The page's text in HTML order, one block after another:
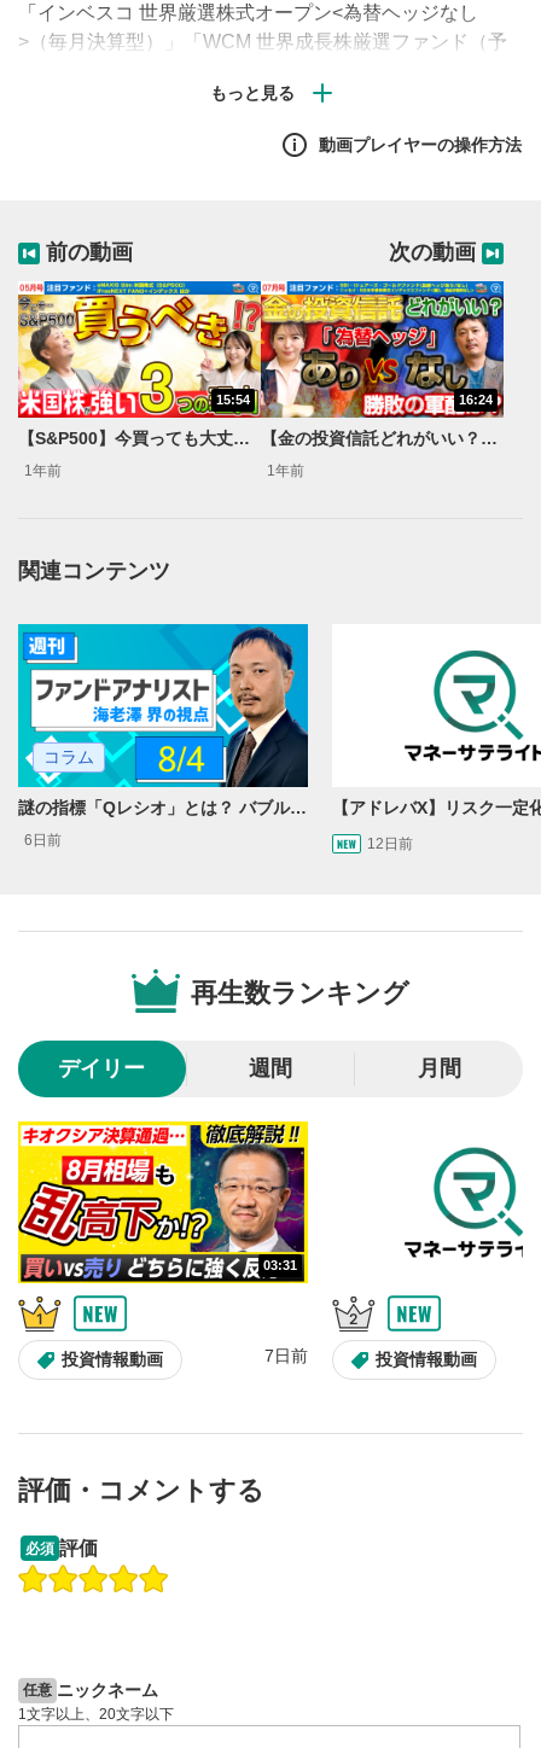
「インベスコ 世界厳選株式オープン<為替ヘッジなし
>（毎月決算型）」「WCM 世界成長株厳選ファンド（予
ックス（奇数月分配型）」をピックアップ！分配金のカラ
クリや話題の「プラチナNISA」構想で注目のファンドを
解説します。ぜひ投資信託の商品選びのご参考にご覧くだ
動画プレイヤーの操作方法
1
動画再生エリア
一時停止します。
2
操作メニュー
動画再生エリアにマウスを乗せると表示されます。
3
再生/一時停止
動画を再生または一時停止します。
するとその位置から動画が再生されます。
画質の選択/再生速度の変更ができます。
スライダーを上下すると音量が調整できます。
8
全画面表示
動画が全画面で表示されます。再度クリックすると元
のサイズに戻ります。
前の動画
15:54
【S&P500】今買っても大丈夫？米国株が強い理由とリスクを解説！＜ウレスジ！投信ランキング2025年5月号＞
1年前
次の動画
16:24
【金の投資信託どれがいい？】上半期ゴールド急騰！「為替ヘッジありvsなし」勝敗の軍配は？＜ウレスジ！投信ランキング2025年7月号＞
1年前
関連コンテンツ
コラム
謎の指標「Qレシオ」とは？ バブルから得る教訓
6日前 12日前
再生数ランキング
デイリー 週間 月間
03:31
投資情報動画 7日前 投資情報動画
操作説明動画
評価・コメントする
必須 評価
任意 ニックネーム
1文字以上、20文字以下